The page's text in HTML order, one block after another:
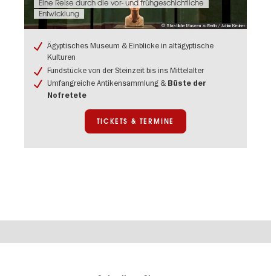
© Staatliche Museen zu Berlin / Achim Kleuker
Termine:
Ticket:
Neues
in
Berlin
Eine Reise durch die vor- und frühgeschichtliche
Entwicklung
Ägyptisches Museum & Einblicke in altägyptische
Kulturen
Fundstücke von der Steinzeit bis ins Mittelalter
Umfangreiche Antikensammlung & Büste der
Nofretete
TICKETS & TERMINE